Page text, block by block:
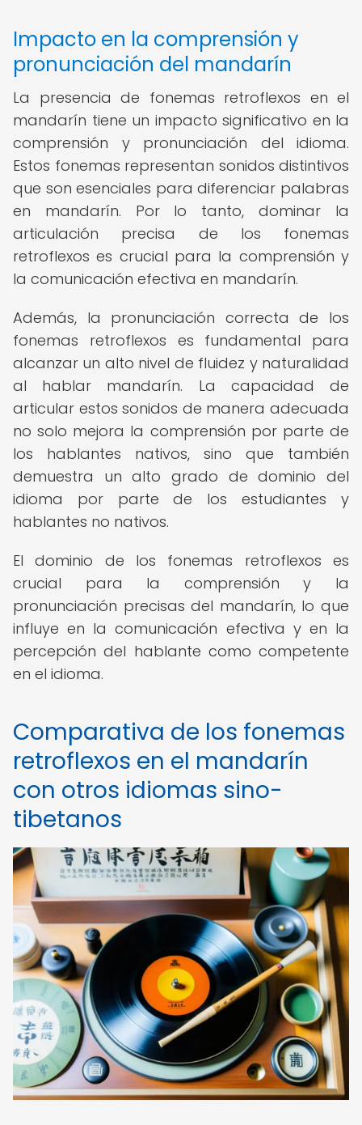
Impacto en la comprensión y
pronunciación del mandarín
La presencia de fonemas retroflexos en el
mandarín tiene un impacto significativo en la
comprensión y pronunciación del idioma.
Estos fonemas representan sonidos distintivos
que son esenciales para diferenciar palabras
en mandarín. Por lo tanto, dominar la
articulación precisa de los fonemas
retroflexos es crucial para la comprensión y
la comunicación efectiva en mandarín.
Además, la pronunciación correcta de los
fonemas retroflexos es fundamental para
alcanzar un alto nivel de fluidez y naturalidad
al hablar mandarín. La capacidad de
articular estos sonidos de manera adecuada
no solo mejora la comprensión por parte de
los hablantes nativos, sino que también
demuestra un alto grado de dominio del
idioma por parte de los estudiantes y
hablantes no nativos.
El dominio de los fonemas retroflexos es
crucial para la comprensión y la
pronunciación precisas del mandarín, lo que
influye en la comunicación efectiva y en la
percepción del hablante como competente
en el idioma.
Comparativa de los fonemas
retroflexos en el mandarín
con otros idiomas sino-
tibetanos